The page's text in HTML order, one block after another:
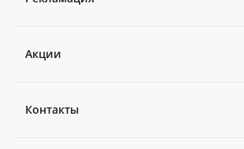
Акции
Контакты